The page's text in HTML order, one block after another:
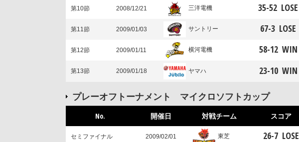
第10節 2008/12/21 三洋電機 35-52 LOSE
第11節 2009/01/03 サントリー 67-3 LOSE
第12節 2009/01/11 横河電機 58-12 WIN
第13節 2009/01/18 ヤマハ 23-10 WIN
プレーオフトーナメント マイクロソフトカップ
No. 開催日 対戦チーム スコア
セミファイナル 2009/02/01 東芝 26-7 LOSE